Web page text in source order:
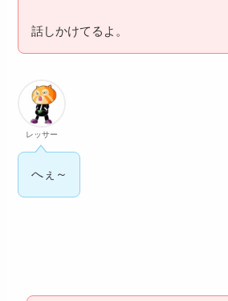
話しかけてるよ。
レッサー
へぇ～